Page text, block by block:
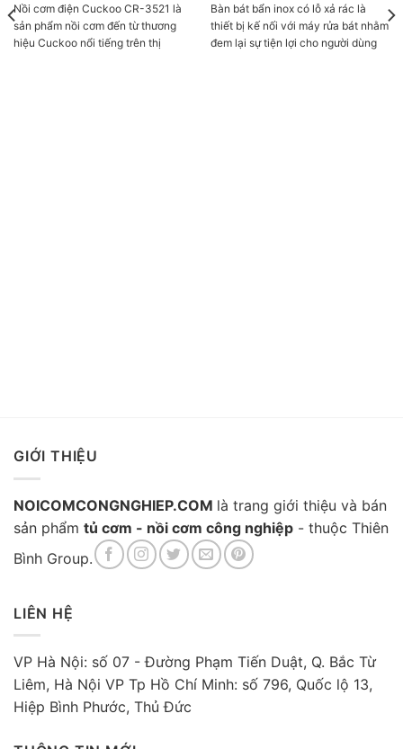
Nồi cơm điện Cuckoo CR-3521 là
sản phẩm nồi cơm đến từ thương
hiệu Cuckoo nổi tiếng trên thị
Bàn bát bẩn inox có lỗ xả rác là
thiết bị kế nối với máy rửa bát nhằm
đem lại sự tiện lợi cho người dùng
GIỚI THIỆU
NOICOMCONGNGHIEP.COM là trang giới thiệu và bán
sản phẩm tủ cơm - nồi cơm công nghiệp - thuộc Thiên
Bình Group.
LIÊN HỆ
VP Hà Nội: số 07 - Đường Phạm Tiến Duật, Q. Bắc Từ
Liêm, Hà Nội VP Tp Hồ Chí Minh: số 796, Quốc lộ 13,
Hiệp Bình Phước, Thủ Đức